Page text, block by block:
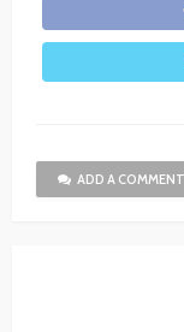
ADD A COMMENT